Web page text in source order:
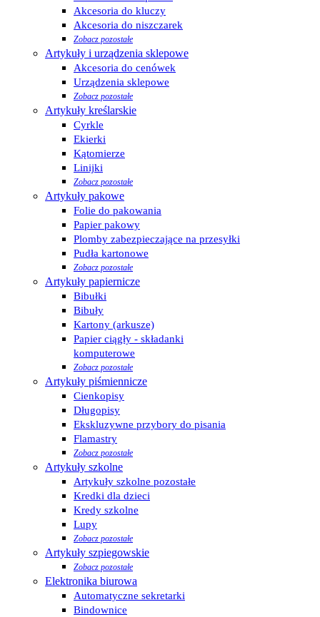
Akcesoria do kluczy
Akcesoria do niszczarek
Zobacz pozostałe
Artykuły i urządzenia sklepowe
Akcesoria do cenówek
Urządzenia sklepowe
Zobacz pozostałe
Artykuły kreślarskie
Cyrkle
Ekierki
Kątomierze
Linijki
Zobacz pozostałe
Artykuły pakowe
Folie do pakowania
Papier pakowy
Plomby zabezpieczające na przesyłki
Pudła kartonowe
Zobacz pozostałe
Artykuły papiernicze
Bibułki
Bibuły
Kartony (arkusze)
Papier ciągły - składanki
komputerowe
Zobacz pozostałe
Artykuły piśmiennicze
Cienkopisy
Długopisy
Ekskluzywne przybory do pisania
Flamastry
Zobacz pozostałe
Artykuły szkolne
Artykuły szkolne pozostałe
Kredki dla dzieci
Kredy szkolne
Lupy
Zobacz pozostałe
Artykuły szpiegowskie
Zobacz pozostałe
Elektronika biurowa
Automatyczne sekretarki
Bindownice